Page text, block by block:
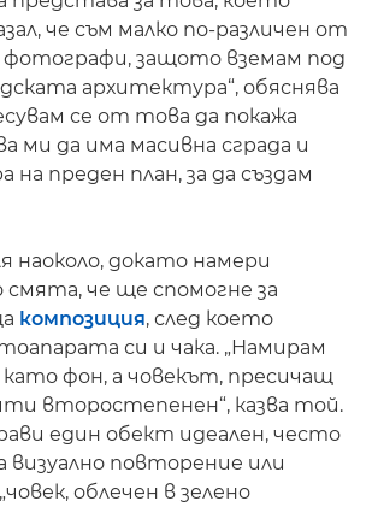
че съм малко по-различен от
фотографи, защото вземам под
архитектура“, обяснява
се от това да покажа
ми да има масивна сграда и
на преден план, за да създам
наоколо, докато намери
че ще спомогне за
композиция, след което
си и чака. „Намирам
като фон, а човекът, пресичащ
второстепенен“, казва той.
един обект идеален, често
визуално повторение или
облечен в зелено